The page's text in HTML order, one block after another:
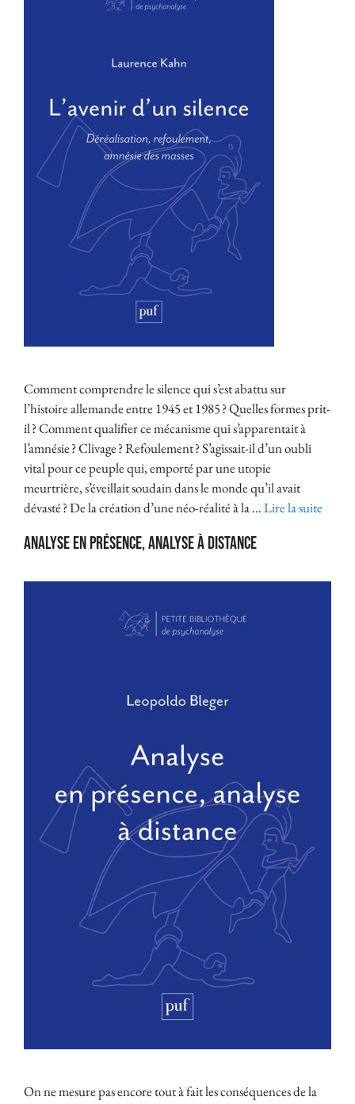
Comment comprendre le silence qui s’est abattu sur
l’histoire allemande entre 1945 et 1985 ? Quelles formes prit-
il ? Comment qualifier ce mécanisme qui s’apparentait à
l’amnésie ? Clivage ? Refoulement ? S’agissait-il d’un oubli
vital pour ce peuple qui, emporté par une utopie
meurtrière, s’éveillait soudain dans le monde qu’il avait
dévasté ? De la création d’une néo-réalité à la …Lire la suite
Analyse en présence, analyse à distance
On ne mesure pas encore tout à fait les conséquences de la